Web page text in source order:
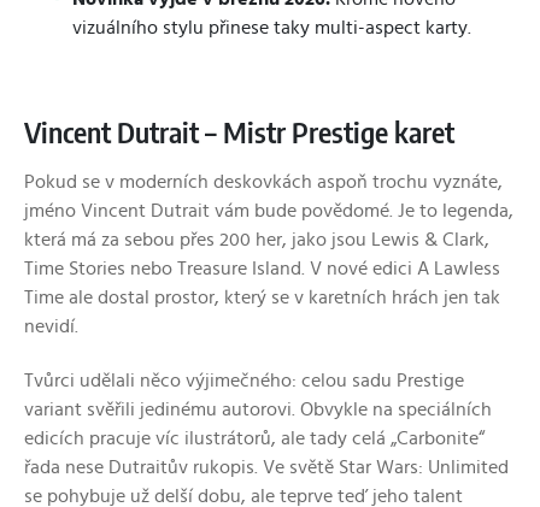
vizuálního stylu přinese taky multi-aspect karty.
Vincent Dutrait – Mistr Prestige karet
Pokud se v moderních deskovkách aspoň trochu vyznáte,
jméno Vincent Dutrait vám bude povědomé. Je to legenda,
která má za sebou přes 200 her, jako jsou Lewis & Clark,
Time Stories nebo Treasure Island. V nové edici A Lawless
Time ale dostal prostor, který se v karetních hrách jen tak
nevidí.
Tvůrci udělali něco výjimečného: celou sadu Prestige
variant svěřili jedinému autorovi. Obvykle na speciálních
edicích pracuje víc ilustrátorů, ale tady celá „Carbonite“
řada nese Dutraitův rukopis. Ve světě Star Wars: Unlimited
se pohybuje už delší dobu, ale teprve teď jeho talent